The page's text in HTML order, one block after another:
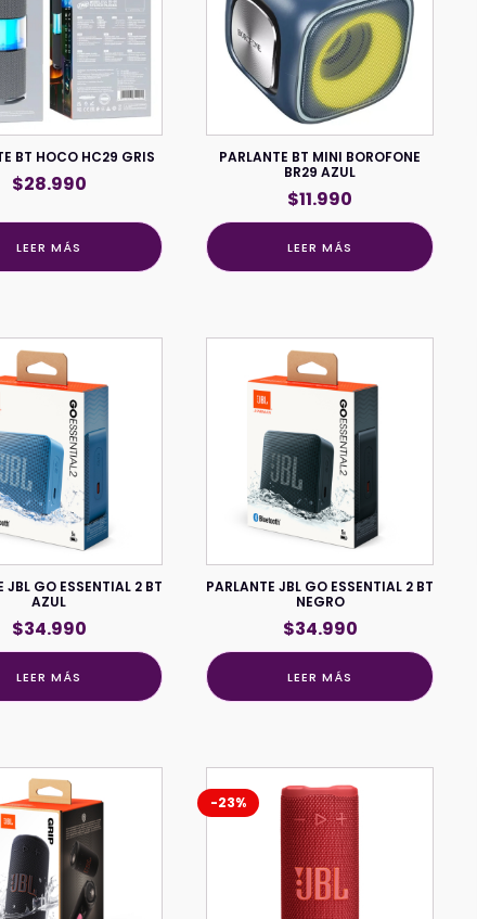
BT HOCO HC29 GRIS
$28.990
LEER MÁS
PARLANTE BT MINI BOROFONE
BR29 AZUL
$11.990
LEER MÁS
JBL GO ESSENTIAL 2 BT
AZUL
$34.990
LEER MÁS
PARLANTE JBL GO ESSENTIAL 2 BT
NEGRO
$34.990
LEER MÁS
-23%